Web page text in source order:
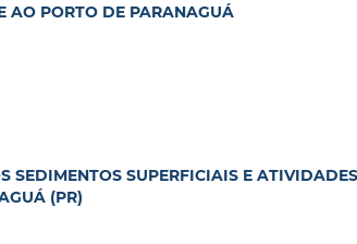
AO PORTO DE PARANAGUÁ
SEDIMENTOS SUPERFICIAIS E
(PR)